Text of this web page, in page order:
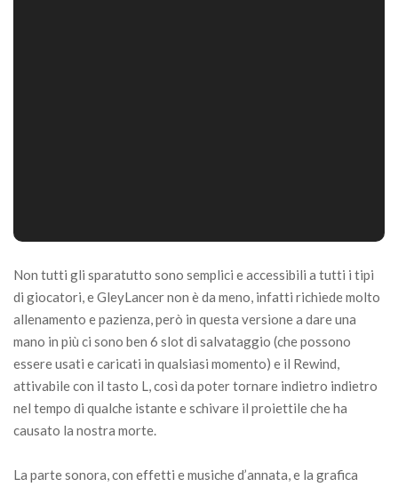
Non tutti gli sparatutto sono semplici e accessibili a tutti i tipi
di giocatori, e GleyLancer non è da meno, infatti richiede molto
allenamento e pazienza, però in questa versione a dare una
mano in più ci sono ben 6 slot di salvataggio (che possono
essere usati e caricati in qualsiasi momento) e il Rewind,
attivabile con il tasto L, così da poter tornare indietro indietro
nel tempo di qualche istante e schivare il proiettile che ha
causato la nostra morte.
La parte sonora, con effetti e musiche d’annata, e la grafica